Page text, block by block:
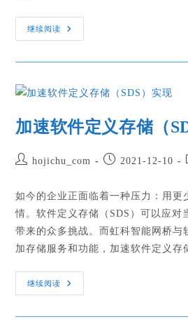
继续阅读
加速软件定义存储（
hojichu_com 2021-12-10
如今的企业正面临着一种压力：用更
情。软件定义存储（SDS）可以应
带来的众多挑战。而虹科智能网桥与
加存储服务和功能，加速软件定义存
继续阅读